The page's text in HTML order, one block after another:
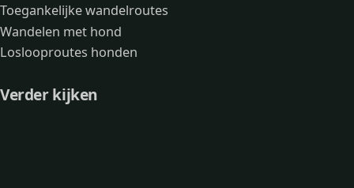
Toegankelijke wandelroutes
Wandelen met hond
Loslooproutes honden
Verder kijken